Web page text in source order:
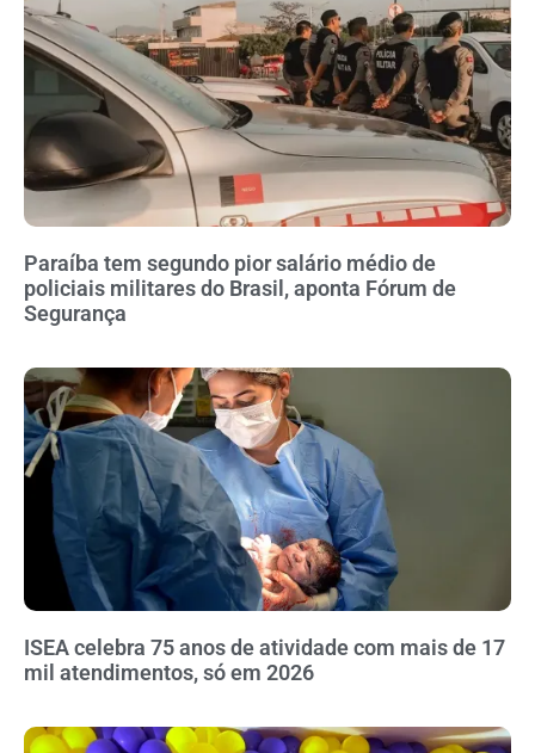
Paraíba tem segundo pior salário médio de
policiais militares do Brasil, aponta Fórum de
Segurança
ISEA celebra 75 anos de atividade com mais de 17
mil atendimentos, só em 2026